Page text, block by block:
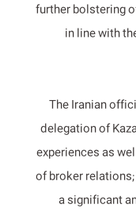
further bolstering
in line with
The Iranian
delegation of
experiences as
of broker
a significant